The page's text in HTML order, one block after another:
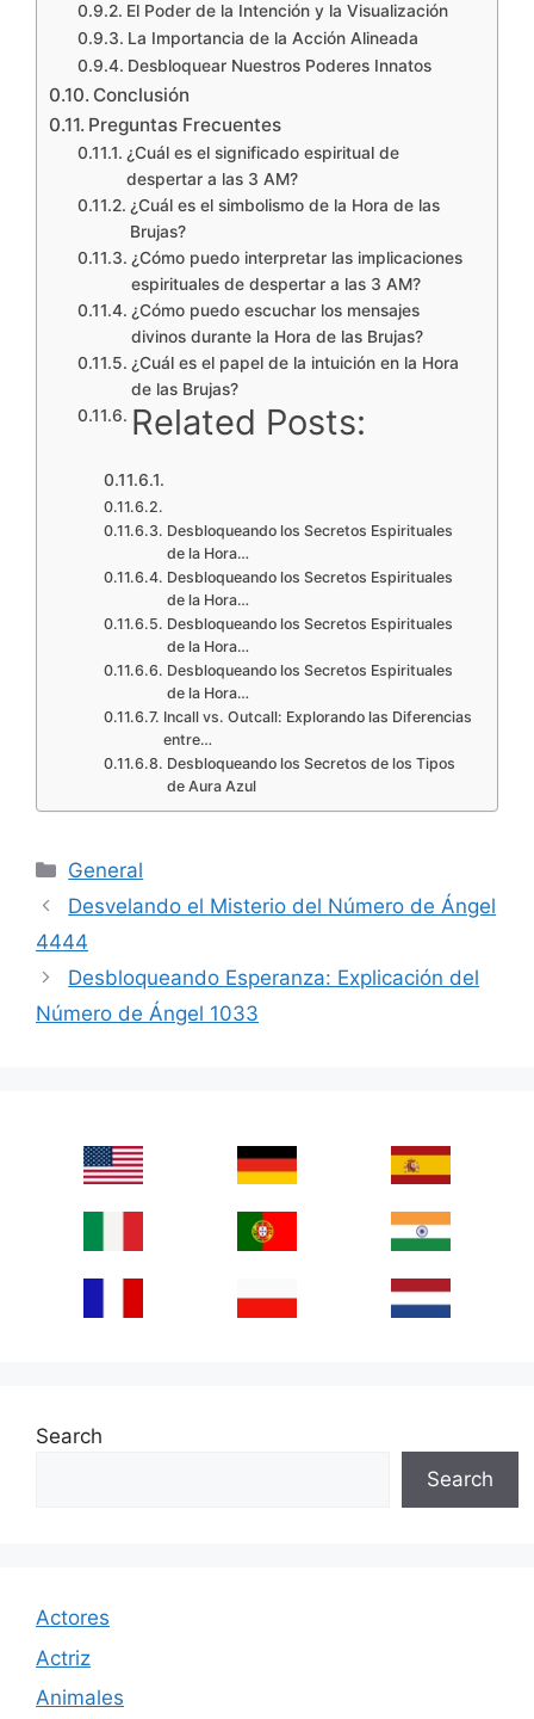
El Poder de la Intención y la Visualización
La Importancia de la Acción Alineada
Desbloquear Nuestros Poderes Innatos
Conclusión
Preguntas Frecuentes
¿Cuál es el significado espiritual de
despertar a las 3 AM?
¿Cuál es el simbolismo de la Hora de las
Brujas?
¿Cómo puedo interpretar las implicaciones
espirituales de despertar a las 3 AM?
¿Cómo puedo escuchar los mensajes
divinos durante la Hora de las Brujas?
¿Cuál es el papel de la intuición en la Hora
de las Brujas?
Related Posts:
Desbloqueando los Secretos Espirituales
de la Hora…
Desbloqueando los Secretos Espirituales
de la Hora…
Desbloqueando los Secretos Espirituales
de la Hora…
Desbloqueando los Secretos Espirituales
de la Hora…
Incall vs. Outcall: Explorando las Diferencias
entre…
Desbloqueando los Secretos de los Tipos
de Aura Azul
Categories
General
Desvelando el Misterio del Número de Ángel
4444
Desbloqueando Esperanza: Explicación del
Número de Ángel 1033
Search
Search
Actores
Actriz
Animales